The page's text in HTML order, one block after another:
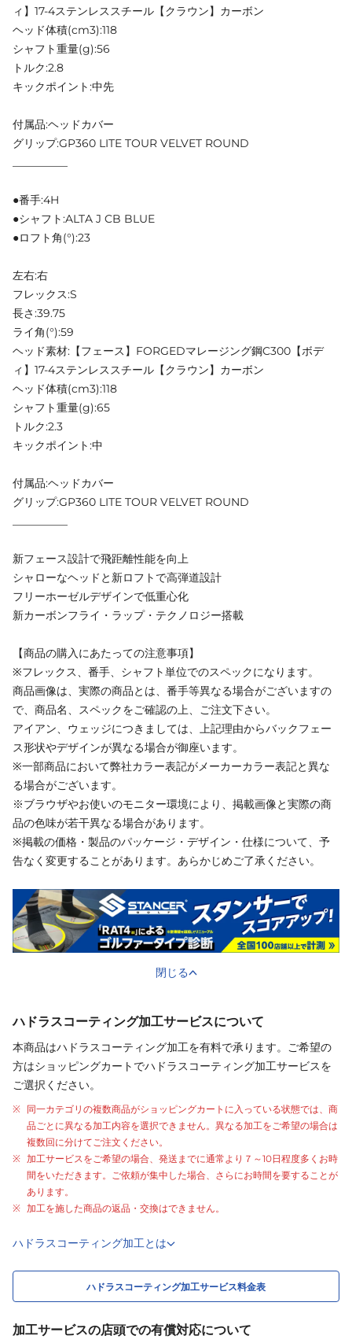
ィ】17-4ステンレススチール【クラウン】カーボン
ヘッド体積(cm3):118
シャフト重量(g):56
トルク:2.8
キックポイント:中先
付属品:ヘッドカバー
グリップ:GP360 LITE TOUR VELVET ROUND
●番手:4H
●シャフト:ALTA J CB BLUE
●ロフト角(°):23
左右:右
フレックス:S
長さ:39.75
ライ角(°):59
ヘッド素材:【フェース】FORGEDマレージング鋼C300【ボデ
ィ】17-4ステンレススチール【クラウン】カーボン
ヘッド体積(cm3):118
シャフト重量(g):65
トルク:2.3
キックポイント:中
付属品:ヘッドカバー
グリップ:GP360 LITE TOUR VELVET ROUND
新フェース設計で飛距離性能を向上
シャローなヘッドと新ロフトで高弾道設計
フリーホーゼルデザインで低重心化
新カーボンフライ・ラップ・テクノロジー搭載
【商品の購入にあたっての注意事項】
※フレックス、番手、シャフト単位でのスペックになります。
商品画像は、実際の商品とは、番手等異なる場合がございますの
で、商品名、スペックをご確認の上、ご注文下さい。
アイアン、ウェッジにつきましては、上記理由からバックフェー
ス形状やデザインが異なる場合が御座います。
※一部商品において弊社カラー表記がメーカーカラー表記と異な
る場合がございます。
※ブラウザやお使いのモニター環境により、掲載画像と実際の商
品の色味が若干異なる場合があります。
※掲載の価格・製品のパッケージ・デザイン・仕様について、予
告なく変更することがあります。あらかじめご了承ください。
閉じる
ハドラスコーティング加工サービスについて
本商品はハドラスコーティング加工を有料で承ります。ご希望の
方はショッピングカートでハドラスコーティング加工サービスを
ご選択ください。
同一カテゴリの複数商品がショッピングカートに入っている状態では、商
品ごとに異なる加工内容を選択できません。異なる加工をご希望の場合は
複数回に分けてご注文ください。
加工サービスをご希望の場合、発送までに通常より ７～10日程度多くお時
間をいただきます。ご依頼が集中した場合、さらにお時間を要することが
あります。
加工を施した商品の返品・交換はできません。
ハドラスコーティング加工とは
ハドラスコーティング加工サービス料金表
加工サービスの店頭での有償対応について